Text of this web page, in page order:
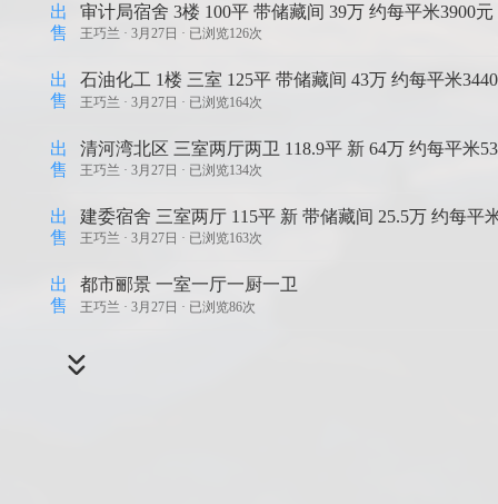
出
售
审计局宿舍 3楼 100平 带储藏间 39万 约每平米3900元
王巧兰 ·3月27日 · 已浏览126次
出
售
石油化工 1楼 三室 125平 带储藏间 43万 约每平米
王巧兰 ·3月27日 · 已浏览164次
出
售
清河湾北区 三室两厅两卫 118.9平 新 64万 约每平米
王巧兰 ·3月27日 · 已浏览134次
出
售
建委宿舍 三室两厅 115平 新 带储藏间 25.5万 约每平
王巧兰 ·3月27日 · 已浏览163次
出
售
都市郦景 一室一厅一厨一卫
王巧兰 ·3月27日 · 已浏览86次